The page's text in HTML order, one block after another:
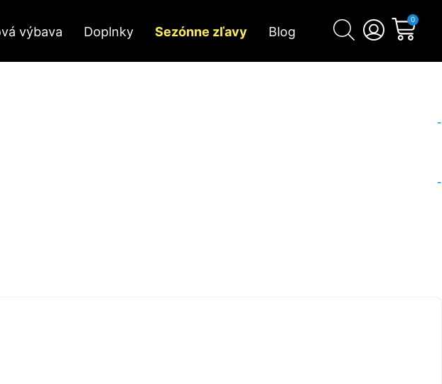
výbava Doplnky Sezónne zľavy Blog
0
-
-